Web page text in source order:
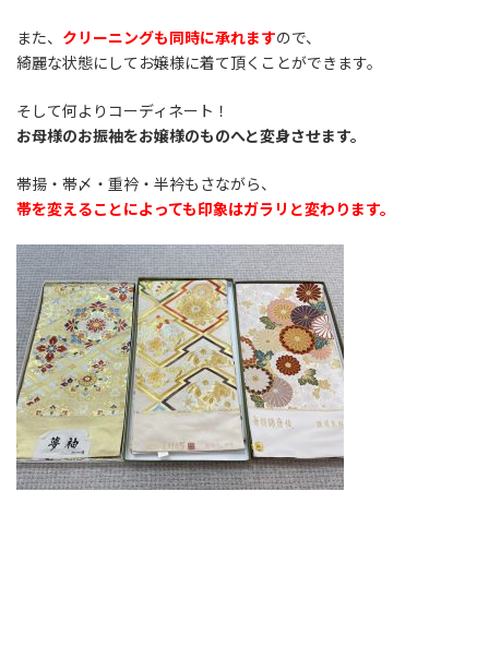
また、 クリーニングも同時に承れますので、
綺麗な状態にしてお嬢様に着て頂くことができます。
そして何よりコーディネート！
お母様のお振袖をお嬢様のものへと変身させます。
帯揚・帯〆・重衿・半衿もさながら、
帯を変えることによっても印象はガラリと変わります。